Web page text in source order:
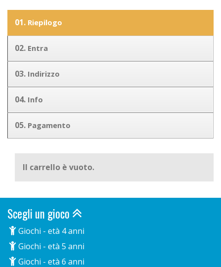
01. Riepilogo
02. Entra
03. Indirizzo
04. Info
05. Pagamento
Il carrello è vuoto.
Scegli un gioco
Giochi - età 4 anni
Giochi - età 5 anni
Giochi - età 6 anni